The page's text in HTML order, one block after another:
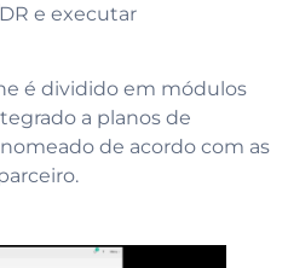
e executar
é dividido em módulos
a planos de
de acordo com as